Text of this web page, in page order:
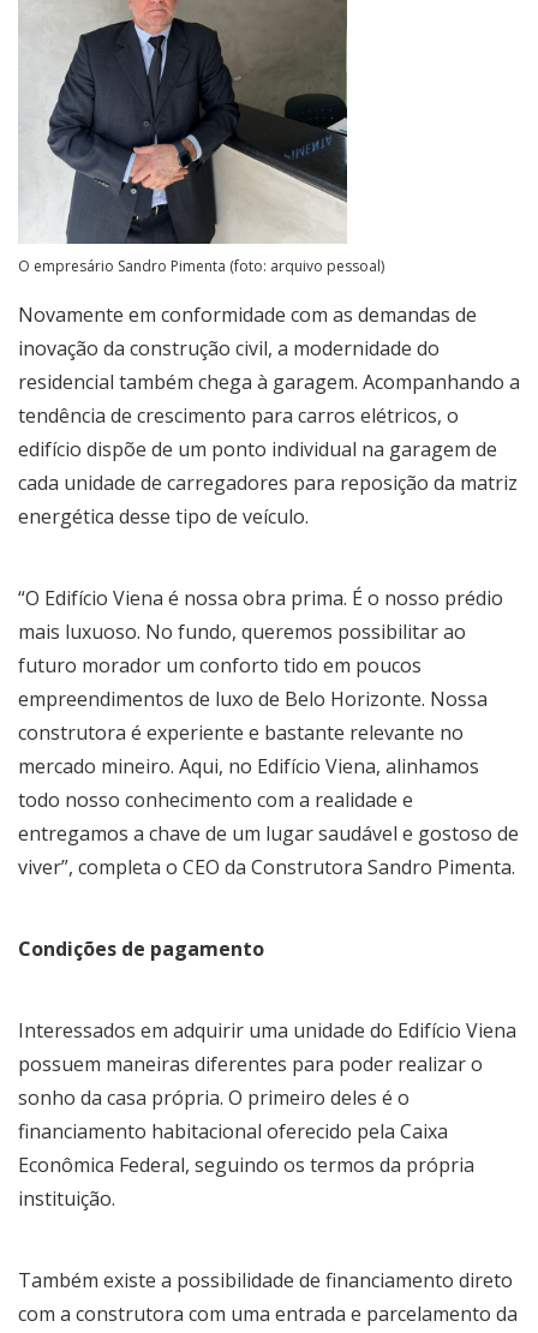
O empresário Sandro Pimenta (foto: arquivo pessoal)
Novamente em conformidade com as demandas de
inovação da construção civil, a modernidade do
residencial também chega à garagem. Acompanhando a
tendência de crescimento para carros elétricos, o
edifício dispõe de um ponto individual na garagem de
cada unidade de carregadores para reposição da matriz
energética desse tipo de veículo.
“O Edifício Viena é nossa obra prima. É o nosso prédio
mais luxuoso. No fundo, queremos possibilitar ao
futuro morador um conforto tido em poucos
empreendimentos de luxo de Belo Horizonte. Nossa
construtora é experiente e bastante relevante no
mercado mineiro. Aqui, no Edifício Viena, alinhamos
todo nosso conhecimento com a realidade e
entregamos a chave de um lugar saudável e gostoso de
viver”, completa o CEO da Construtora Sandro Pimenta.
Condições de pagamento
Interessados em adquirir uma unidade do Edifício Viena
possuem maneiras diferentes para poder realizar o
sonho da casa própria. O primeiro deles é o
financiamento habitacional oferecido pela Caixa
Econômica Federal, seguindo os termos da própria
instituição.
Também existe a possibilidade de financiamento direto
com a construtora com uma entrada e parcelamento da